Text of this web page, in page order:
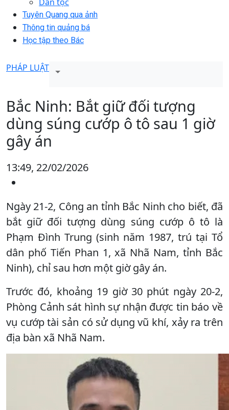
Tuyên Quang qua ảnh
Thông tin quảng bá
Học tập theo Bác
PHÁP LUẬT
Bắc Ninh: Bắt giữ đối tượng
dùng súng cướp ô tô sau 1 giờ
gây án
13:49, 22/02/2026
Ngày 21-2, Công an tỉnh Bắc Ninh cho biết, đã
bắt giữ đối tượng dùng súng cướp ô tô là
Phạm Đình Trung (sinh năm 1987, trú tại Tổ
dân phố Tiến Phan 1, xã Nhã Nam, tỉnh Bắc
Ninh), chỉ sau hơn một giờ gây án.
Trước đó, khoảng 19 giờ 30 phút ngày 20-2,
Phòng Cảnh sát hình sự nhận được tin báo về
vụ cướp tài sản có sử dụng vũ khí, xảy ra trên
địa bàn xã Nhã Nam.